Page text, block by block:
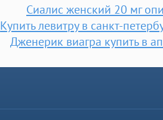
Сиалис женский 20 мг
Купить левитру в санкт-
Дженерик виагра купить в